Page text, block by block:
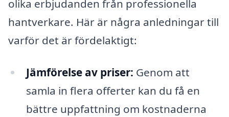
olika erbjudanden från professionella
hantverkare. Här är några anledningar till
varför det är fördelaktigt:
Jämförelse av priser: Genom att
samla in flera offerter kan du få en
bättre uppfattning om kostnaderna